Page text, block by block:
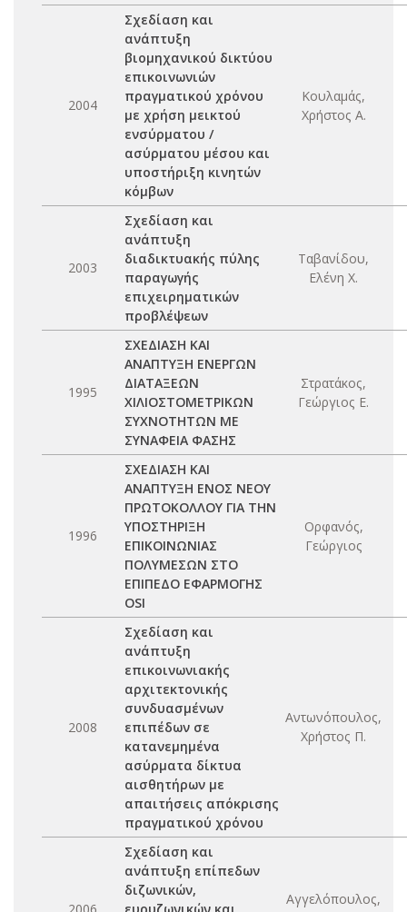
2004
Σχεδίαση και
ανάπτυξη
βιομηχανικού δικτύου
επικοινωνιών
πραγματικού χρόνου
με χρήση μεικτού
ενσύρματου /
ασύρματου μέσου και
υποστήριξη κινητών
κόμβων
Κουλαμάς,
Χρήστος Α.
2003
Σχεδίαση και
ανάπτυξη
διαδικτυακής πύλης
παραγωγής
επιχειρηματικών
προβλέψεων
Ταβανίδου,
Ελένη Χ.
1995
ΣΧΕΔΙΑΣΗ ΚΑΙ
ΑΝΑΠΤΥΞΗ ΕΝΕΡΓΩΝ
ΔΙΑΤΑΞΕΩΝ
ΧΙΛΙΟΣΤΟΜΕΤΡΙΚΩΝ
ΣΥΧΝΟΤΗΤΩΝ ΜΕ
ΣΥΝΑΦΕΙΑ ΦΑΣΗΣ
Στρατάκος,
Γεώργιος Ε.
1996
ΣΧΕΔΙΑΣΗ ΚΑΙ
ΑΝΑΠΤΥΞΗ ΕΝΟΣ ΝΕΟΥ
ΠΡΩΤΟΚΟΛΛΟΥ ΓΙΑ ΤΗΝ
ΥΠΟΣΤΗΡΙΞΗ
ΕΠΙΚΟΙΝΩΝΙΑΣ
ΠΟΛΥΜΕΣΩΝ ΣΤΟ
ΕΠΙΠΕΔΟ ΕΦΑΡΜΟΓΗΣ
OSI
Ορφανός,
Γεώργιος
2008
Σχεδίαση και
ανάπτυξη
επικοινωνιακής
αρχιτεκτονικής
συνδυασμένων
επιπέδων σε
κατανεμημένα
ασύρματα δίκτυα
αισθητήρων με
απαιτήσεις απόκρισης
πραγματικού χρόνου
Αντωνόπουλος,
Χρήστος Π.
Σχεδίαση και
ανάπτυξη επίπεδων
διζωνικών,
Αγγελόπουλος,